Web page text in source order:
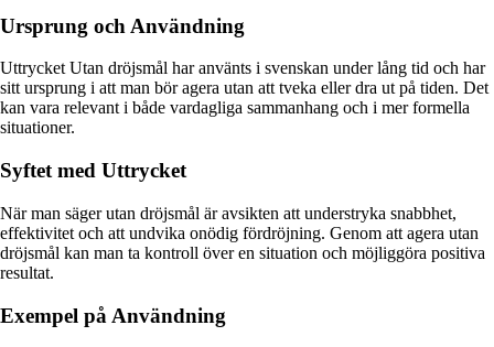
Ursprung och Användning
Uttrycket Utan dröjsmål har använts i svenskan under lång tid och har
sitt ursprung i att man bör agera utan att tveka eller dra ut på tiden. Det
kan vara relevant i både vardagliga sammanhang och i mer formella
situationer.
Syftet med Uttrycket
När man säger utan dröjsmål är avsikten att understryka snabbhet,
effektivitet och att undvika onödig fördröjning. Genom att agera utan
dröjsmål kan man ta kontroll över en situation och möjliggöra positiva
resultat.
Exempel på Användning